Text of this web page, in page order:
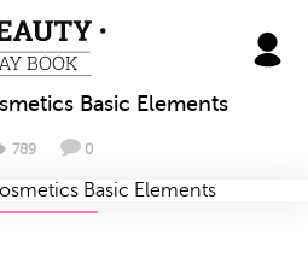
BeautyDayBook
Basic Elements
789 0